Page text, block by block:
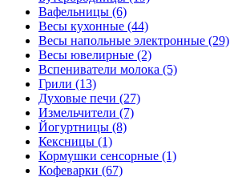
Вафельницы (6)
Весы кухонные (44)
Весы напольные электронные (29)
Весы ювелирные (2)
Вспениватели молока (5)
Грили (13)
Духовые печи (27)
Измельчители (7)
Йогуртницы (8)
Кексницы (1)
Кормушки сенсорные (1)
Кофеварки (67)